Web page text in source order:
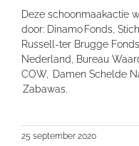
Deze schoonmaakactie
door: Dinamo Fonds,
Russell-ter Brugge
Nederland, Bureau
COW, Damen Schelde
Zabawas.
25 september 2020